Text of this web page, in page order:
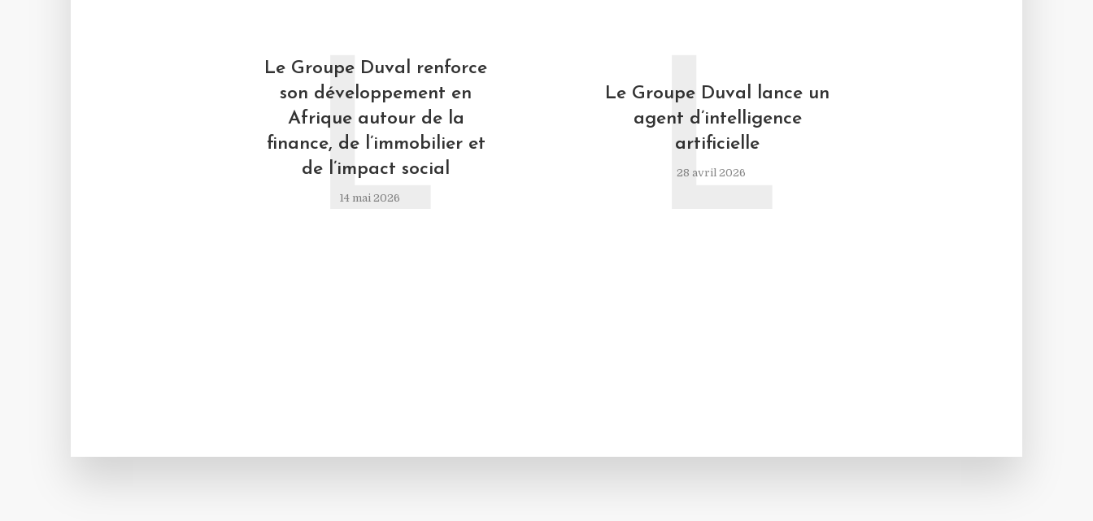
Le Groupe Duval renforce
son développement en
Afrique autour de la
finance, de l’immobilier et
de l’impact social
14 mai 2026
L
Le Groupe Duval lance un
agent d’intelligence
artificielle
28 avril 2026
L